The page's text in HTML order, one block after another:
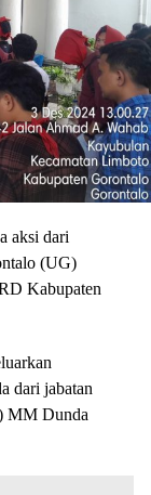
aksi dari
(UG)
Kabupaten
dari jabatan
MM Dunda